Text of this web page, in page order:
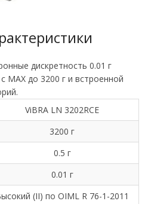
дискретность 0.01 г
MAX до 3200 г и встроенной
ViBRA LN 3202RCE
3200 г
0.5 г
0.01 г
(II) по OIML R 76-1-2011